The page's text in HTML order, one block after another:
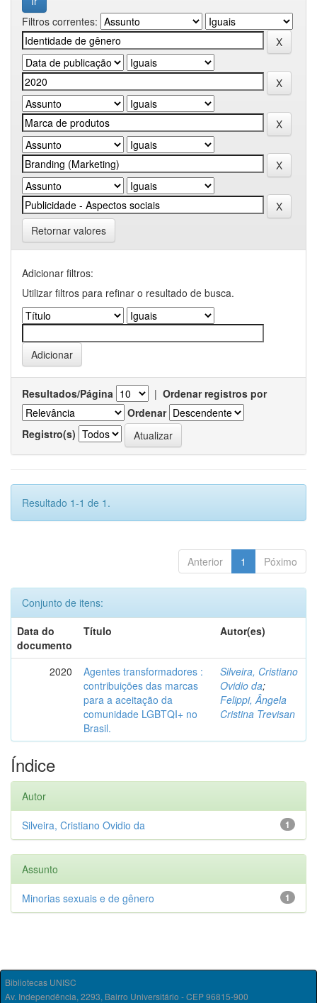
Filtros correntes:
Retornar valores
Adicionar filtros:
Utilizar filtros para refinar o resultado de busca.
Resultados/Página | Ordenar registros por
Ordenar
Registro(s)
Resultado 1-1 de 1.
Anterior 1 Póximo
Conjunto de itens:
Data do
documento
Título Autor(es)
2020
Agentes transformadores :
contribuições das marcas
para a aceitação da
comunidade LGBTQI+ no
Brasil.
Silveira, Cristiano
Ovidio da;
Felippi, Ângela
Cristina Trevisan
Índice
Autor
1
Silveira, Cristiano Ovidio da
Assunto
1
Minorias sexuais e de gênero
Bibliotecas UNISC
Av. Independência, 2293, Bairro Universitário - CEP 96815-900